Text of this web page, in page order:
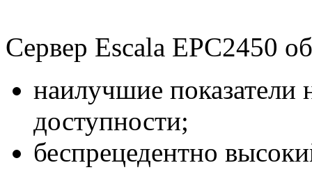
Сервер Escala EPC2450
наилучшие показатели
доступности;
беспрецедентно